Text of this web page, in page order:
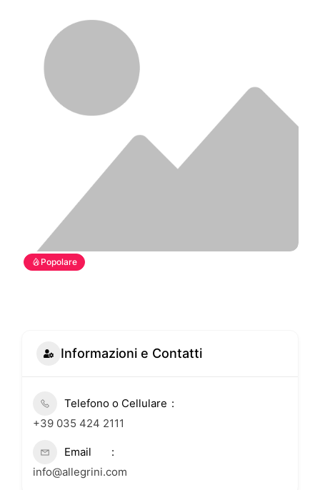
Popolare
Informazioni e Contatti
Telefono o Cellulare
+39 035 424 2111
Email
info@allegrini.com